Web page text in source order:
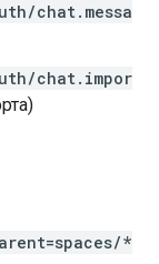
chat.messa
chat.impor
*